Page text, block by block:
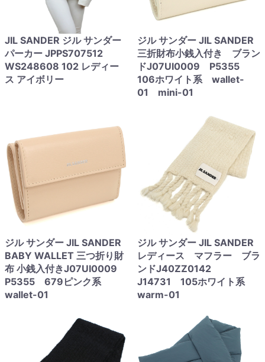
JIL SANDER ジル サンダー
パーカー JPPS707512
WS248608 102 レディー
ス アイボリー
ジル サンダー JIL SANDER
三折財布小銭入付き ブラン
ドJ07UI0009 P5355
106ホワイト系 wallet-
01 mini-01
ジル サンダー JIL SANDER
BABY WALLET 三つ折り財
布 小銭入付きJ07UI0009
P5355 679ピンク系
wallet-01
ジル サンダー JIL SANDER
レディース マフラー ブラ
ンドJ40ZZ0142
J14731 105ホワイト系
warm-01